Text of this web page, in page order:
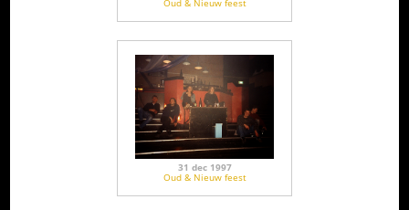
Oud & Nieuw feest
31 dec 1997
Oud & Nieuw feest